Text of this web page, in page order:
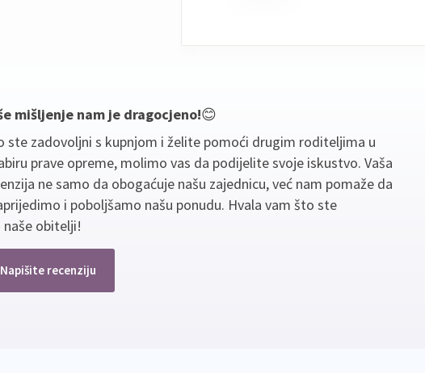
mišljenje nam je dragocjeno!😊
ste zadovoljni s kupnjom i želite pomoći drugim roditeljima u
prave opreme, molimo vas da podijelite svoje iskustvo. Vaša
ne samo da obogaćuje našu zajednicu, već nam pomaže da
i poboljšamo našu ponudu. Hvala vam što ste
naše obitelji!
Napišite recenziju